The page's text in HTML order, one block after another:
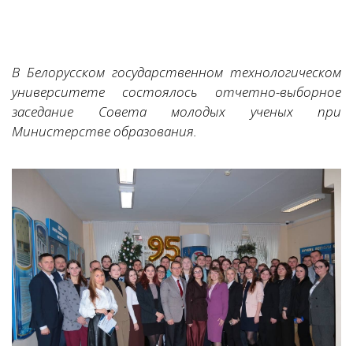
В Белорусском государственном технологическом
университете состоялось отчетно-выборное
заседание Совета молодых ученых при
Министерстве образования.